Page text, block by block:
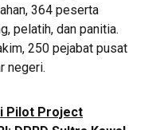
364 peserta
pelatih, dan panitia.
250 pejabat pusat
negeri.
Pilot Project